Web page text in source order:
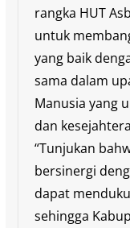
rangka HUT
untuk
yang baik
sama dalam
Manusia yang
dan
“Tunjukan
bersinergi
dapat
sehingga